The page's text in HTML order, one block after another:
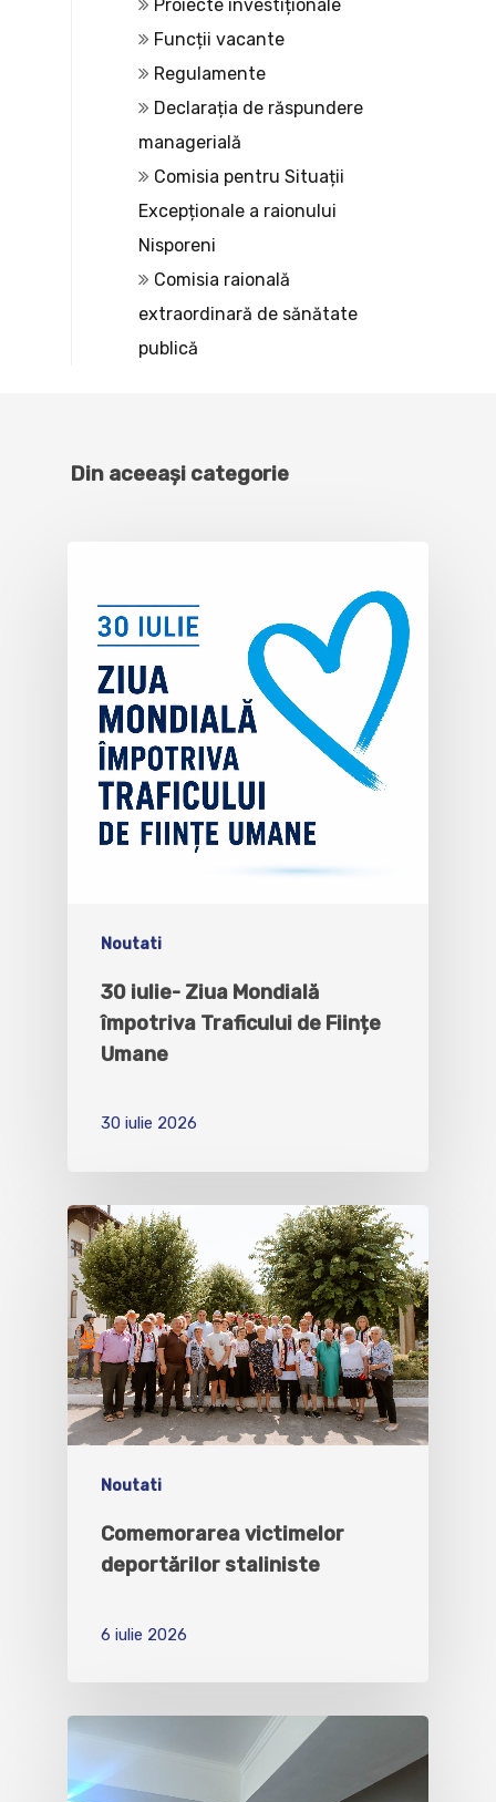
Proiecte investiționale
Funcții vacante
Regulamente
Declarația de răspundere
managerială
Comisia pentru Situații
Excepționale a raionului
Nisporeni
Comisia raională
extraordinară de sănătate
publică
Din aceeași categorie
Noutati
30 iulie- Ziua Mondială
împotriva Traficului de Ființe
Umane
30 iulie 2026
Noutati
Comemorarea victimelor
deportărilor staliniste
6 iulie 2026